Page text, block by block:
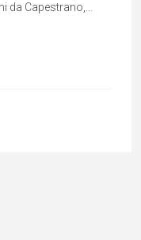
da Capestrano,...